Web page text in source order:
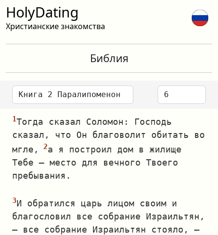
HolyDating
Христианские знакомства
Библия
Тогда сказал Соломон: Господь
сказал, что Он благоволит обитать во
мгле,
а я построил дом в жилище
Тебе — место для вечного Твоего
пребывания.
И обратился царь лицом своим и
благословил все собрание Израильтян,
— все собрание Израильтян стояло, —